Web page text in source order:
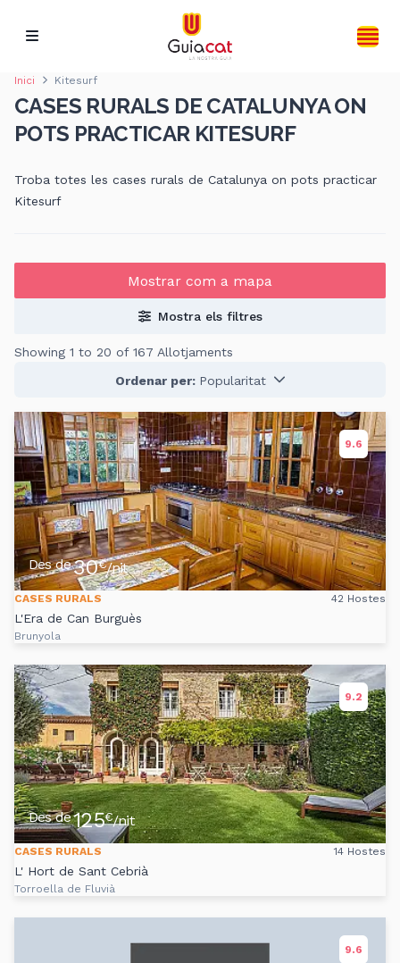
Inici Kitesurf
CASES RURALS DE CATALUNYA ON
POTS PRACTICAR KITESURF
Troba totes les cases rurals de Catalunya on pots practicar
Kitesurf
Mostrar com a mapa
Mostra els filtres
Showing 1 to 20 of 167 Allotjaments
Ordenar per: Popularitat
9.6
Des de30€/nit
CASES RURALS 42 Hostes
L'Era de Can Burguès
Brunyola
9.2
Des de125€/nit
CASES RURALS 14 Hostes
L' Hort de Sant Cebrià
Torroella de Fluvià
9.6